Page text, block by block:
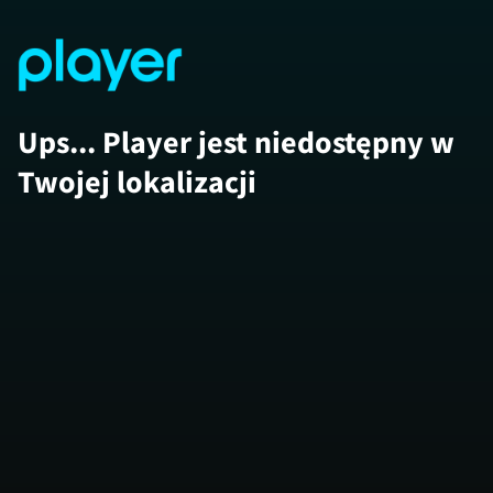
Ups... Player jest niedostępny w
Twojej lokalizacji